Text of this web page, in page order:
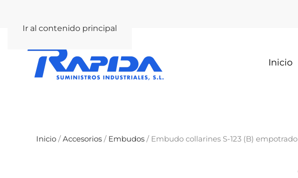
Ir al contenido principal
Inicio
Inicio /Accesorios / Embudos / Embudo collarines S-123 (B) empotrado